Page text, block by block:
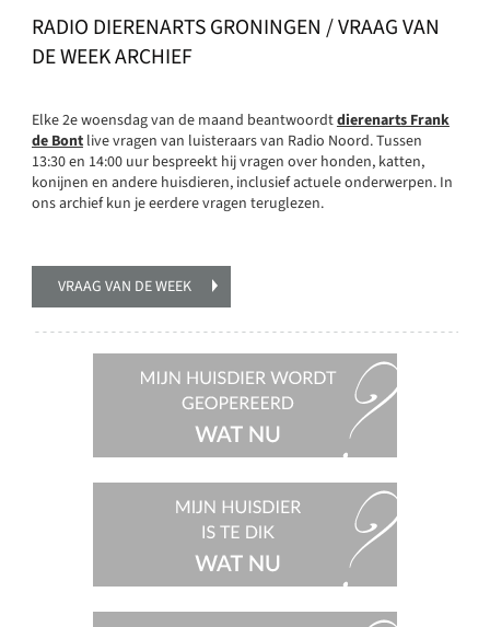
RADIO DIERENARTS GRONINGEN / VRAAG VAN
DE WEEK ARCHIEF
Elke 2e woensdag van de maand beantwoordtdierenarts Frank
de Bontlive vragen van luisteraars van Radio Noord. Tussen
13:30 en 14:00 uur bespreekt hij vragen over honden, katten,
konijnen en andere huisdieren, inclusief actuele onderwerpen. In
ons archief kun je eerdere vragen teruglezen.
VRAAG VAN DE WEEK